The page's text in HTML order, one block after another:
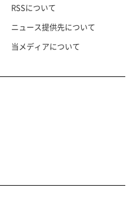
RSSについて
ニュース提供先について
当メディアについて